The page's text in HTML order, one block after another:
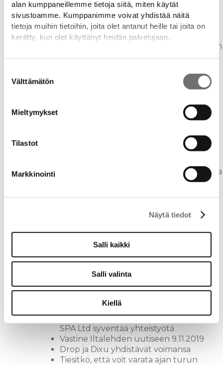
alan kumppaneillemme tietoja siitä, miten käytät
sivustoamme. Kumppanimme voivat yhdistää näitä
tietoja muihin tietoihin, joita olet antanut heille tai joita on
kerätty, kun olet käyttänyt heidän palvelujaan.
Lisätietoja:drop.fi/info/tietosuojaseloste/
valinta
Välttämätön
Mieltymykset
Tilastot
Markkinointi
Näytä tiedot
Salli kaikki
Salli valinta
Kiellä
Lodge
Lisävarusteet
Inspiroidu
Ajankohtaista
Drop voitti Golden Wave 2022 ykkössijan
Ripaus ylellisyyttä arkeen
Drop - Vuoden designteko 2015
Drop mukana asuntomessuilla -
Dropin tunnelmia Porin asuntomessuilta
Oletko haaveillut Drop-altaasta?
Suomen vahvimmat platina -sertifikaatti
Drop mukana Kevätmessuilla 2019
uutuustuotteen kera!
5 Kysytyintä kysymystä dropista
Lehdistötiedote: Dropin uusi allasmalli
haastaa markkinoiden ulkoporealtaat
Drop Design pool Oy ja Oy Nordic
SPA Ltd syventää yhteistyötä
Vastine Iltalehden uutiseen 9.11.2019
Drop ja Dixu yhdistävät voimansa
Tiesitkö, että voit varata ajan turun